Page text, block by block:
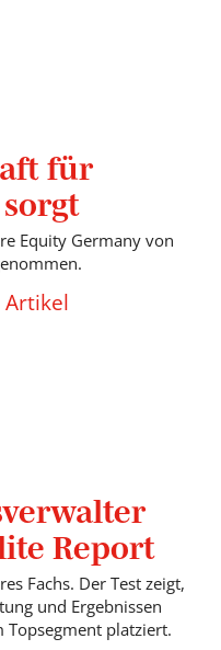
für
Equity Germany von
Artikel
Report
Fachs. Der Test zeigt,
und Ergebnissen
Topsegment platziert.